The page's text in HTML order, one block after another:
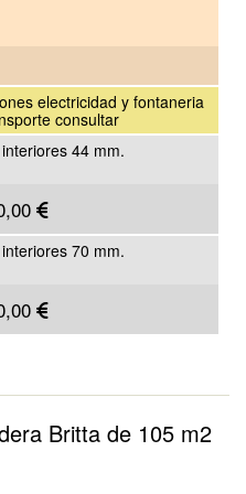
electricidad y fontaneria
consultar
44 mm.
70 mm.
Britta de 105 m2